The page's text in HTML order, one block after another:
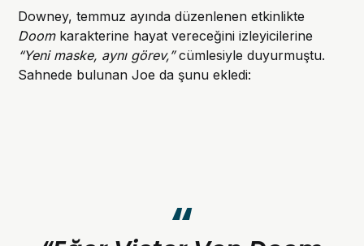
Downey, temmuz ayında düzenlenen etkinlikte
Doomkarakterine hayat vereceğini izleyicilerine
“Yeni maske, aynı görev,”cümlesiyle duyurmuştu.
Sahnede bulunan Joe da şunu ekledi: